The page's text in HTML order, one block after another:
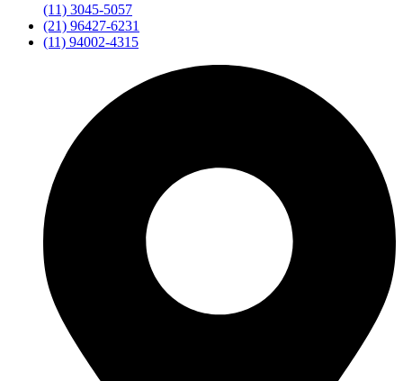
(11) 3045-5057
(21) 96427-6231
(11) 94002-4315